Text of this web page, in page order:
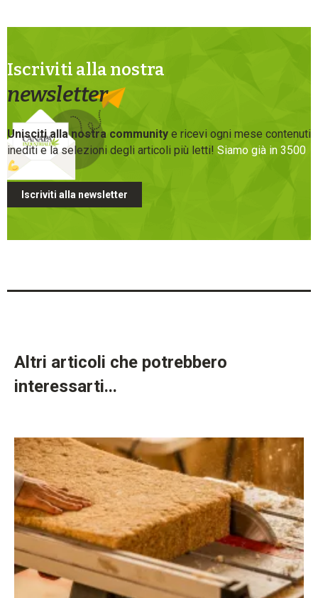
Iscriviti alla nostra
newsletter
Unisciti alla nostra community e ricevi ogni mese contenuti
inediti e la selezioni degli articoli più letti! Siamo già in 3500
Iscriviti alla newsletter
Altri articoli che potrebbero
interessarti...